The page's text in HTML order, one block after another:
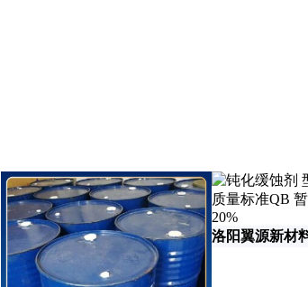
洛阳翼源新材